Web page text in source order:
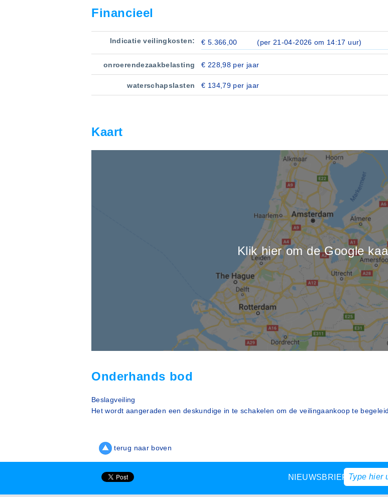
Financieel
Indicatie veilingkosten: € 5.366,00 (per 21‑04‑2026 om 14:17 uur)
onroerendezaakbelasting € 228,98 per jaar
waterschapslasten € 134,79 per jaar
Kaart
Klik hier om de Google
Onderhands bod
Beslagveiling
Het wordt aangeraden een deskundige in te schakelen om de veilingaankoop te
terug naar boven
NIEUWSBRIEF?